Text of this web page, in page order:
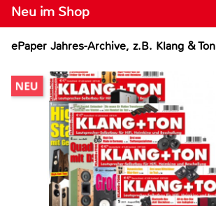
Neu im Shop
ePaper Jahres-Archive, z.B. Klang & Ton